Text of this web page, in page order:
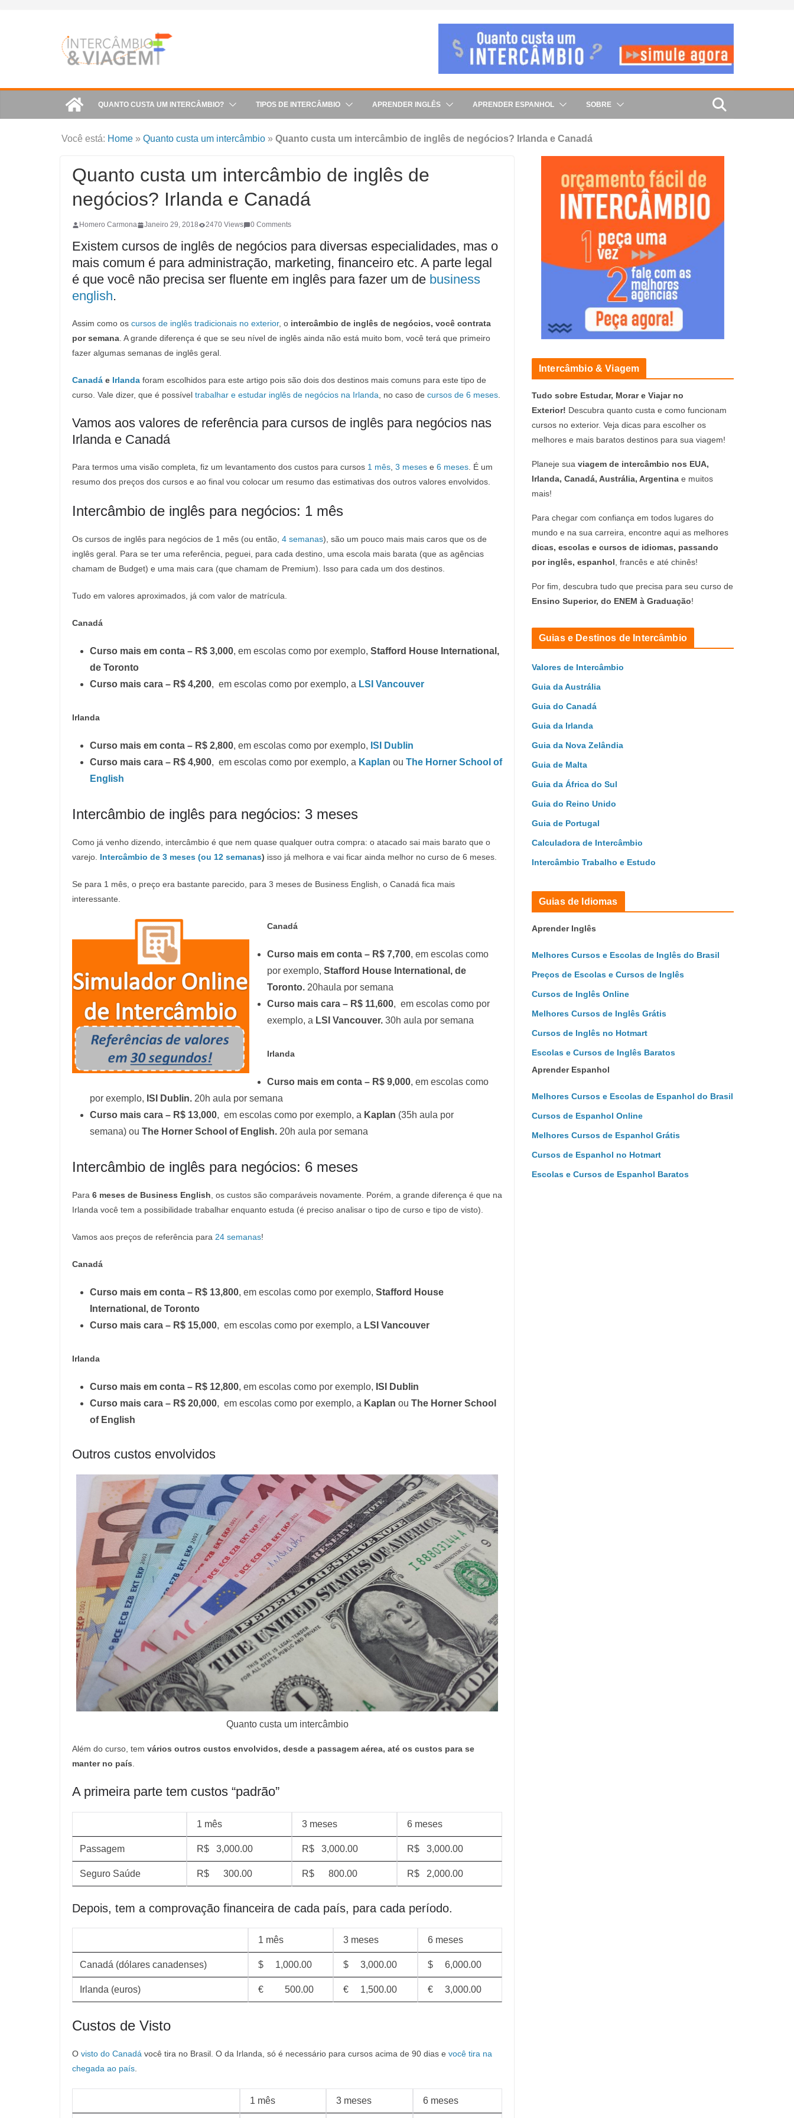
QUANTO CUSTA UM INTERCÂMBIO? TIPOS DE INTERCÂMBIO APRENDER INGLÊS APRENDER ESPANHOL SOBRE
Você está: Home » Quanto custa um intercâmbio » Quanto custa um intercâmbio de inglês de negócios? Irlanda e Canadá
Quanto custa um intercâmbio de inglês de
negócios? Irlanda e Canadá
Homero Carmona Janeiro 29, 2018 2470 Views 0 Comments
Existem cursos de inglês de negócios para diversas especialidades, mas o
mais comum é para administração, marketing, financeiro etc. A parte legal
é que você não precisa ser fluente em inglês para fazer um de business
english.
Assim como os cursos de inglês tradicionais no exterior, o intercâmbio de inglês de negócios, você contrata
por semana . A grande diferença é que se seu nível de inglês ainda não está muito bom, você terá que primeiro
fazer algumas semanas de inglês geral.
Canadá e Irlanda foram escolhidos para este artigo pois são dois dos destinos mais comuns para este tipo de
curso. Vale dizer, que é possível trabalhar e estudar inglês de negócios na Irlanda , no caso de cursos de 6 meses
Vamos aos valores de referência para cursos de inglês para negócios nas
Irlanda e Canadá
Para termos uma visão completa, fiz um levantamento dos custos para cursos 1 mês 3 meses e 6 meses . É um
resumo dos preços dos cursos e ao final vou colocar um resumo das estimativas dos outros valores envolvidos.
Intercâmbio de inglês para negócios: 1 mês
Os cursos de inglês para negócios de 1 mês (ou então, 4 semanas), são um pouco mais mais caros que os de
inglês geral. Para se ter uma referência, peguei, para cada destino, uma escola mais barata (que as agências
chamam de Budget) e uma mais cara (que chamam de Premium). Isso para cada um dos destinos.
Tudo em valores aproximados, já com valor de matrícula.
Canadá
Curso mais em conta – R$ 3,000, em escolas como por exemplo, Stafford House International,
de Toronto
Curso mais cara – R$ 4,200, em escolas como por exemplo, a LSI Vancouver
Irlanda
Curso mais em conta – R$ 2,800, em escolas como por exemplo, ISI Dublin
Curso mais cara – R$ 4,900, em escolas como por exemplo, a Kaplan ou The Horner School of
English
Intercâmbio de inglês para negócios: 3 meses
Como já venho dizendo, intercâmbio é que nem quase qualquer outra compra: o atacado sai mais barato que o
varejo. Intercâmbio de 3 meses (ou 12 semanas) isso já melhora e vai ficar ainda melhor no curso de 6 meses.
Se para 1 mês, o preço era bastante parecido, para 3 meses de Business English, o Canadá fica mais
interessante.
Canadá
Curso mais em conta – R$ 7,700, em escolas como
por exemplo, Stafford House International, de
Toronto. 20haula por semana
Curso mais cara – R$ 11,600, em escolas como por
exemplo, a LSI Vancouver. 30h aula por semana
Irlanda
Curso mais em conta – R$ 9,000, em escolas como
por exemplo, ISI Dublin. 20h aula por semana
Curso mais cara – R$ 13,000, em escolas como por exemplo, a Kaplan (35h aula por
semana) ou The Horner School of English. 20h aula por semana
Intercâmbio de inglês para negócios: 6 meses
Para 6 meses de Business English , os custos são comparáveis novamente. Porém, a grande diferença é que na
Irlanda você tem a possibilidade trabalhar enquanto estuda (é preciso analisar o tipo de curso e tipo de visto).
Vamos aos preços de referência para 24 semanas!
Canadá
Curso mais em conta – R$ 13,800, em escolas como por exemplo, Stafford House
International, de Toronto
Curso mais cara – R$ 15,000, em escolas como por exemplo, a LSI Vancouver
Irlanda
Curso mais em conta – R$ 12,800, em escolas como por exemplo, ISI Dublin
Curso mais cara – R$ 20,000, em escolas como por exemplo, a Kaplan ou The Horner School
of English
Outros custos envolvidos
Quanto custa um intercâmbio
Além do curso, tem vários outros custos envolvidos, desde a passagem aérea, até os custos para se
manter no país.
A primeira parte tem custos “padrão”
1 mês 3 meses 6 meses
Passagem R$ 3,000.00 R$ 3,000.00 R$ 3,000.00
Seguro Saúde R$ 300.00 R$ 800.00 R$ 2,000.00
Depois, tem a comprovação financeira de cada país, para cada período.
1 mês 3 meses 6 meses
Canadá (dólares canadenses) $ 1,000.00 $ 3,000.00 $ 6,000.00
Irlanda (euros) € 500.00 € 1,500.00 € 3,000.00
Custos de Visto
O visto do Canadá você tira no Brasil. O da Irlanda, só é necessário para cursos acima de 90 dias e você tira na
chegada ao país.
1 mês 3 meses 6 meses
Intercâmbio & Viagem
Tudo sobre Estudar, Morar e Viajar no
Exterior! Descubra quanto custa e como funcionam
cursos no exterior. Veja dicas para escolher os
melhores e mais baratos destinos para sua viagem!
Planeje sua viagem de intercâmbio nos EUA,
Irlanda, Canadá, Austrália, Argentina e muitos
mais!
Para chegar com confiança em todos lugares do
mundo e na sua carreira, encontre aqui as melhores
dicas, escolas e cursos de idiomas, passando
por inglês, espanhol , francês e até chinês!
Por fim, descubra tudo que precisa para seu curso de
Ensino Superior, do ENEM à Graduação!
Guias e Destinos de Intercâmbio
Valores de Intercâmbio
Guia da Austrália
Guia do Canadá
Guia da Irlanda
Guia da Nova Zelândia
Guia de Malta
Guia da África do Sul
Guia do Reino Unido
Guia de Portugal
Calculadora de Intercâmbio
Intercâmbio Trabalho e Estudo
Guias de Idiomas
Aprender Inglês
Melhores Cursos e Escolas de Inglês do Brasil
Preços de Escolas e Cursos de Inglês
Cursos de Inglês Online
Melhores Cursos de Inglês Grátis
Cursos de Inglês no Hotmart
Escolas e Cursos de Inglês Baratos
Aprender Espanhol
Melhores Cursos e Escolas de Espanhol do Brasil
Cursos de Espanhol Online
Melhores Cursos de Espanhol Grátis
Cursos de Espanhol no Hotmart
Escolas e Cursos de Espanhol Baratos